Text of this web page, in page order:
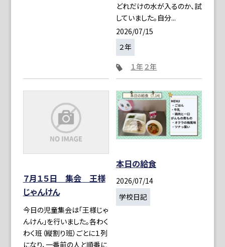
どれだけの水が入るのか、試
していました。自分...
2026/07/15
２年
１年２年
７月１５日 集会 王様
じゃんけん
今日の児童集会は「王様じゃ
んけん」を行いました。各わく
わく班（縦割り班）ごとに１列
になり、一番前の人と順番に
本日の給食
2026/07/14
学校日記